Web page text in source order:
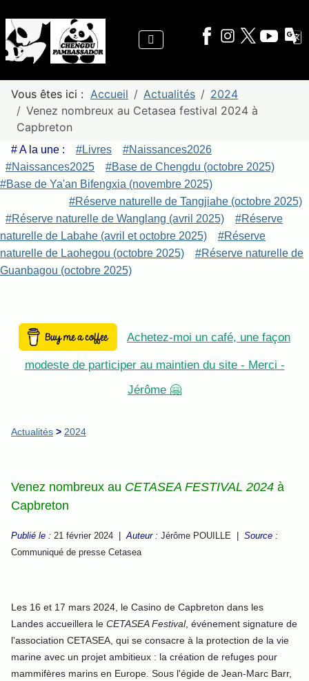
Vous êtes ici : Accueil Actualités
2024
Venez nombreux au Cetasea festival 2024 à
Capbreton
# A la une : #Livres
#Naissances2026
#Naissances2025
#Base de Chengdu (octobre 2025)
#Base de Ya'an Bifengxia (novembre 2025)
#Réserve naturelle de Tangjiahe (octobre 2025)
#Réserve naturelle de Wanglang (avril 2025)
#Réserve
naturelle de Labahe (avril et octobre 2025)
#Réserve
naturelle de Laohegou (octobre 2025)
#Réserve naturelle de
Guanbagou (octobre 2025)
Achetez-moi un café, une façon
modeste de participer au maintien du site - Merci -
Jérôme 🤗
Actualités > 2024
Venez nombreux au CETASEA FESTIVAL 2024 à
Capbreton
Publié le : 21 février 2024 |Auteur : Jérôme POUILLE | Source :
Communiqué de presse Cetasea
Les 16 et 17 mars 2024, le Casino de Capbreton dans les
Landes accueillera le CETASEA Festival, événement signature de
l'association CETASEA, qui se consacre à la protection de la vie
marine avec un projet ambitieux : la création de refuges pour
mammifères marins en Europe. Sous l'égide de Jean-Marc Barr,